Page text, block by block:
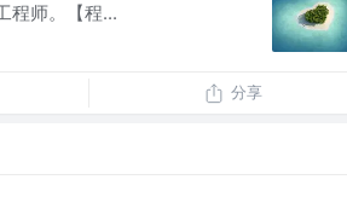
程师。【程...
分享